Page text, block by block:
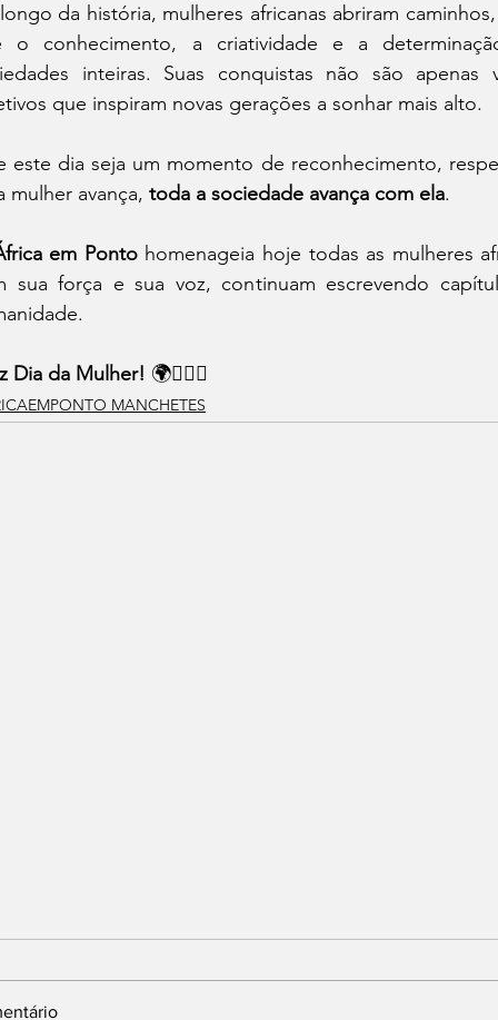
da história, mulheres africanas abriram
o conhecimento, a criatividade e a
inteiras. Suas conquistas não são apenas
que inspiram novas gerações a sonhar mais alto.
este dia seja um momento de reconhecimento,
mulher avança, toda a sociedade avança com ela.
em Ponto homenageia hoje todas as mulheres
sua força e sua voz, continuam escrevendo
Dia da Mulher! 🌍✊🏾💛
MANCHETES